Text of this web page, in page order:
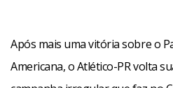
Após mais uma vitória sobre o
Americana, o Atlético-PR volta